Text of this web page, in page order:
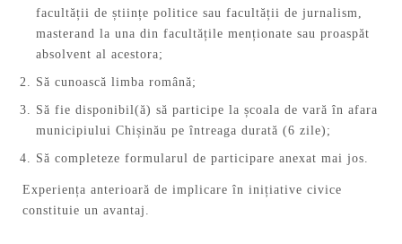
facultății de științe politice sau facultății de jurnalism,
masterand la una din facultățile menționate sau proaspăt
absolvent al acestora;
Să cunoască limba română;
Să fie disponibil(ă) să participe la școala de vară în afara
municipiului Chișinău pe întreaga durată (6 zile);
Să completeze formularul de participare anexat mai jos.
Experiența anterioară de implicare în inițiative civice
constituie un avantaj.